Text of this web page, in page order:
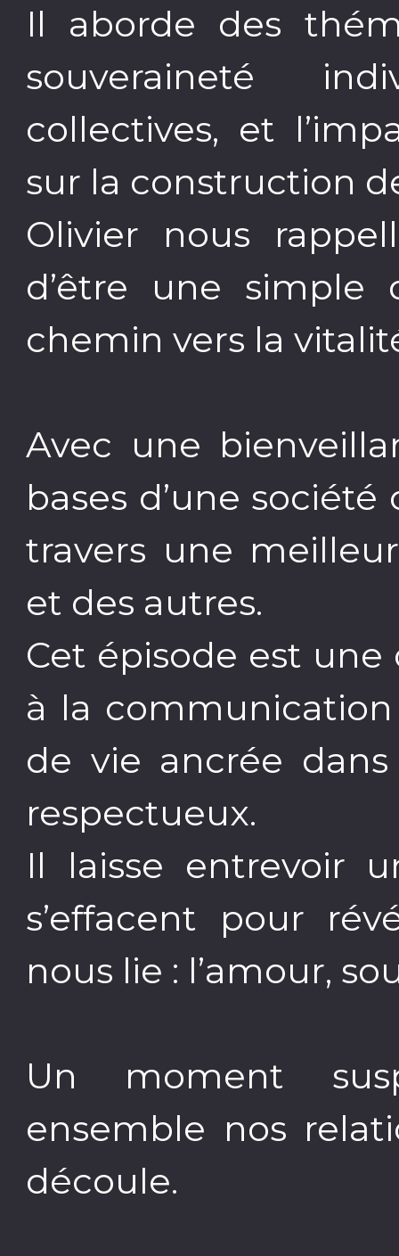
Il aborde des
souveraineté
collectives, et
sur la construction
Olivier nous
d’être une
chemin vers la
Avec une
bases d’une société
travers une
et des autres.
Cet épisode est
à la
de vie ancrée
respectueux.
Il laisse entrevoir
s’effacent pour
nous lie : l’amour,
Un moment
ensemble nos
découle.